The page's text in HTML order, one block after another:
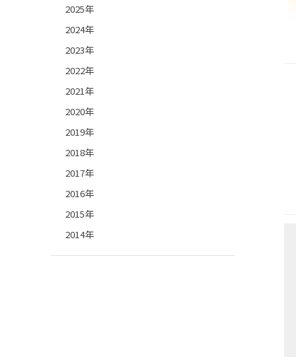
2025年
2024年
2023年
2022年
2021年
2020年
2019年
2018年
2017年
2016年
2015年
2014年